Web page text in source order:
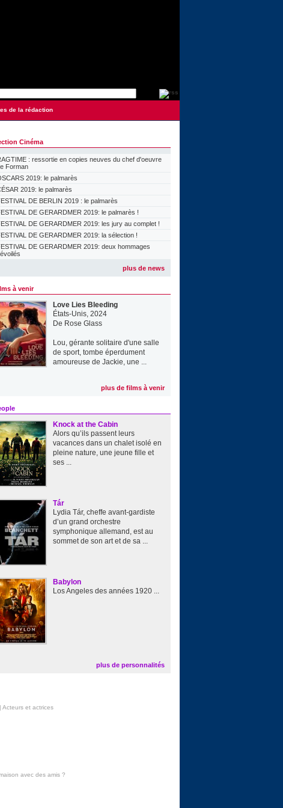
de la rédaction
Cinéma
: ressortie en copies neuves du chef d'oeuvre
Forman
2019: le palmarès
2019: le palmarès
DE BERLIN 2019 : le palmarès
DE GERARDMER 2019: le palmarès !
DE GERARDMER 2019: les jury au complet !
DE GERARDMER 2019: la sélection !
DE GERARDMER 2019: deux hommages
plus de news
à venir
Love Lies Bleeding
États-Unis, 2024
De Rose Glass
Lou, gérante solitaire d'une salle
de sport, tombe éperdument
amoureuse de Jackie, une ...
plus de films à venir
Knock at the Cabin
Alors qu’ils passent leurs
vacances dans un chalet isolé en
pleine nature, une jeune fille et
ses ...
Tár
Lydia Tár, cheffe avant-gardiste
d’un grand orchestre
symphonique allemand, est au
sommet de son art et de sa ...
Babylon
Los Angeles des années 1920 ...
plus de personnalités
Acteurs et actrices
avec des amis?